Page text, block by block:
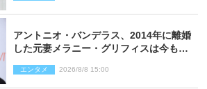
アントニオ・バンデラス、2014年に離婚
した元妻メラニー・グリフィスは今も
エンタメ 2026/8/8 15:00